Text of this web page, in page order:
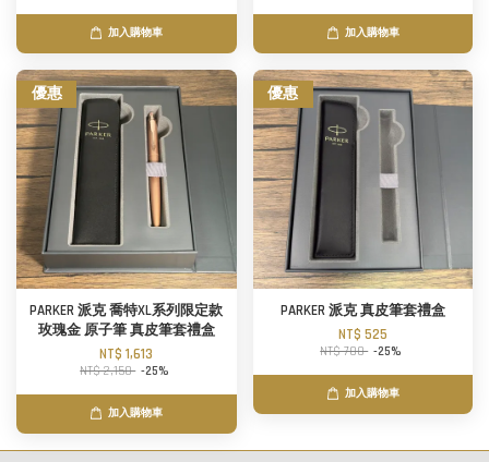
加入購物車 加入購物車
優惠
PARKER 派克 喬特XL系列限定款
玫瑰金 原子筆 真皮筆套禮盒
NT$ 1,613
NT$ 2,150 -25%
加入購物車
優惠
PARKER 派克 真皮筆套禮盒
NT$ 525
NT$ 700 -25%
加入購物車